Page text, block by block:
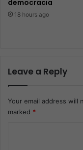
democracia
18 hours ago
Leave a Reply
Your email address will
marked *